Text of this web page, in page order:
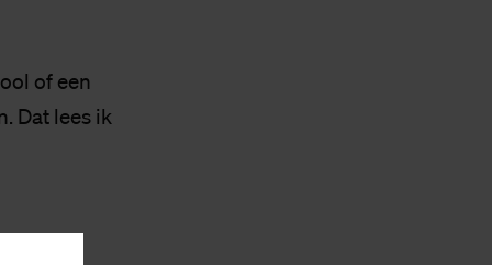
of een
Dat lees ik